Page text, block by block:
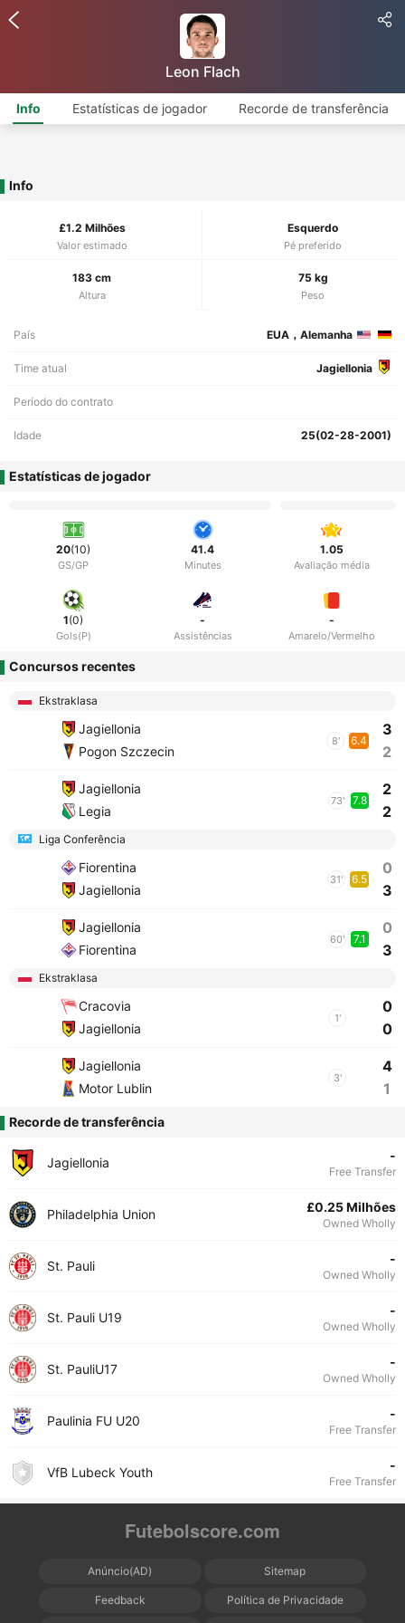
Leon Flach
Info Estatísticas de jogador Recorde de transferência
Info
£1.2 Milhões
Valor estimado
Esquerdo
Pé preferido
183 cm
Altura
75 kg
Peso
País EUA，Alemanha
Time atual Jagiellonia
Período do contrato
Idade 25(02-28-2001)
Estatísticas de jogador
20(10)
GS/GP
41.4
Minutes
1.05
Avaliação média
1(0)
Gols(P)
-
Assistências
-
Amarelo/Vermelho
Concursos recentes
Ekstraklasa
Jagiellonia
Pogon Szczecin
8' 6.4
3
2
Jagiellonia
Legia
73' 7.8
2
2
Liga Conferência
Fiorentina
Jagiellonia
31' 6.5
0
3
Jagiellonia
Fiorentina
60' 7.1
0
3
Ekstraklasa
Cracovia
Jagiellonia
1'
0
0
Jagiellonia
Motor Lublin
3'
4
1
Recorde de transferência
Jagiellonia -
Free Transfer
Philadelphia Union £0.25 Milhões
Owned Wholly
St. Pauli -
Owned Wholly
St. Pauli U19 -
Owned Wholly
St. PauliU17 -
Owned Wholly
Paulinia FU U20 -
Free Transfer
VfB Lubeck Youth -
Free Transfer
Futebolscore.com
Anúncio(AD) Sitemap
Feedback Política de Privacidade